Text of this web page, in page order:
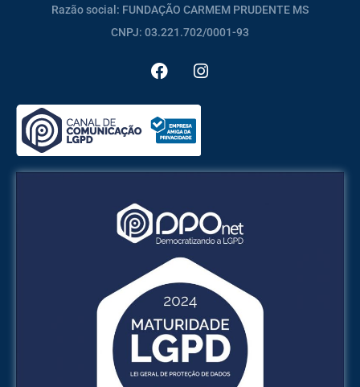
Razão social: FUNDAÇÃO CARMEM PRUDENTE MS
CNPJ: 03.221.702/0001-93